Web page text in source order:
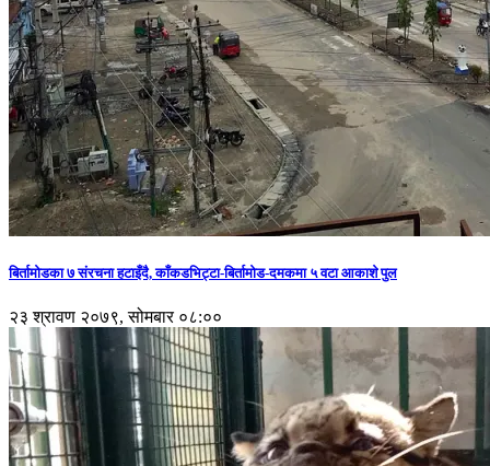
बिर्तामोडका ७ संरचना हटाइँदै, काँकडभिट्टा-बिर्तामोड-दमकमा ५ वटा आकाशे पुल
२३ श्रावण २०७९, सोमबार ०८:००